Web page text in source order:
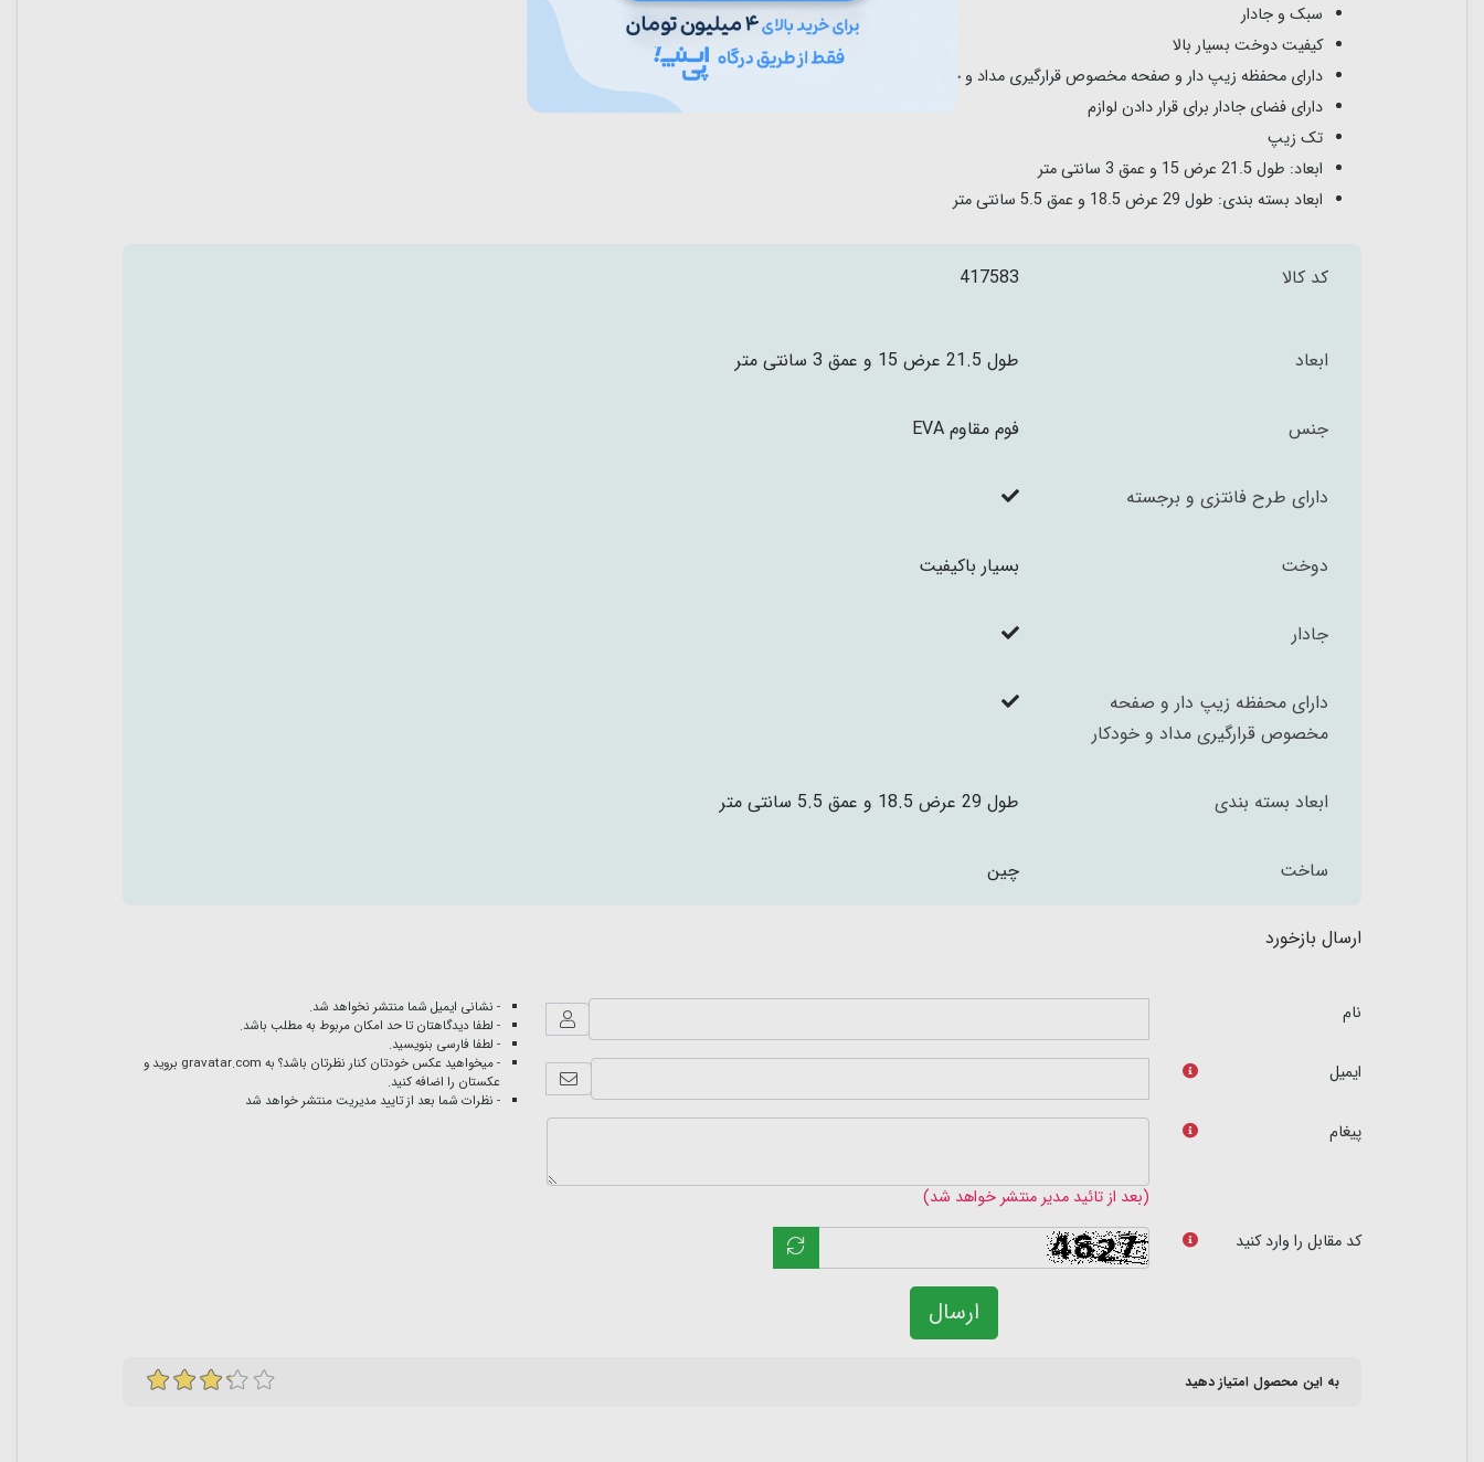
سبک و جادار
کیفیت دوخت بسیار بالا
دارای محفظه زیپ دار و صفحه مخصوص قرارگیری مداد و خودکار
دارای فضای جادار برای قرار دادن لوازم
تک زیپ
ابعاد: طول 21.5 عرض 15 و عمق 3 سانتی متر
ابعاد بسته بندی: طول 29 عرض 18.5 و عمق 5.5 سانتی متر
کد کالا 417583
ابعاد طول 21.5 عرض 15 و عمق 3 سانتی متر
جنس فوم مقاوم EVA
دارای طرح فانتزی و برجسته
دوخت بسیار باکیفیت
جادار
دارای محفظه زیپ دار و صفحه
مخصوص قرارگیری مداد و خودکار
ابعاد بسته بندی طول 29 عرض 18.5 و عمق 5.5 سانتی متر
ساخت چین
ارسال بازخورد
نام
ایمیل
پیغام
(بعد از تائید مدیر منتشر خواهد شد)
کد مقابل را وارد کنید
ارسال
- نشانی ایمیل شما منتشر نخواهد شد.
- لطفا دیدگاهتان تا حد امکان مربوط به مطلب باشد.
- لطفا فارسی بنویسید.
- میخواهید عکس خودتان کنار نظرتان باشد؟ به gravatar.com بروید و
عکستان را اضافه کنید.
- نظرات شما بعد از تایید مدیریت منتشر خواهد شد
به این محصول امتیاز دهید